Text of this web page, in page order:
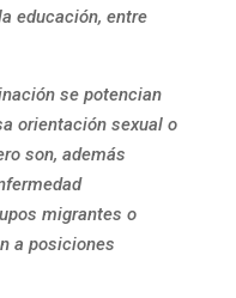
educación, entre
se potencian
orientación sexual o
son, además
migrantes o
a posiciones